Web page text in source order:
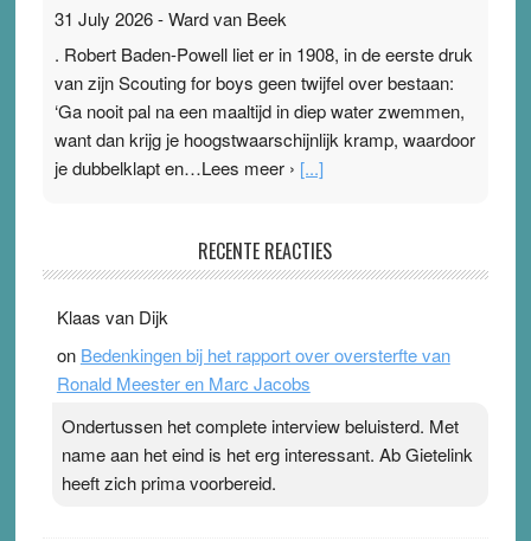
31 July 2026-Ward van Beek
. Robert Baden-Powell liet er in 1908, in de eerste druk
van zijn Scouting for boys geen twijfel over bestaan:
‘Ga nooit pal na een maaltijd in diep water zwemmen,
want dan krijg je hoogstwaarschijnlijk kramp, waardoor
je dubbelklapt en…Lees meer › [...]
Ward van Beek
topsporters. Ze hopen ermee hun hartslag te verlagen
terwijl ze meer zuurstof opnemen. Daarop heeft zo’n
pleister geen effect. Maar het gevoel ‘makkelijker te
Pleisterplakkers in de topspsort ›[...]
RECENTE REACTIES
Klaas van Dijk
on Bedenkingen bij het rapport over oversterfte van
Ronald Meester en Marc Jacobs
Ondertussen het complete interview beluisterd. Met
name aan het eind is het erg interessant. Ab Gietelink
heeft zich prima voorbereid.